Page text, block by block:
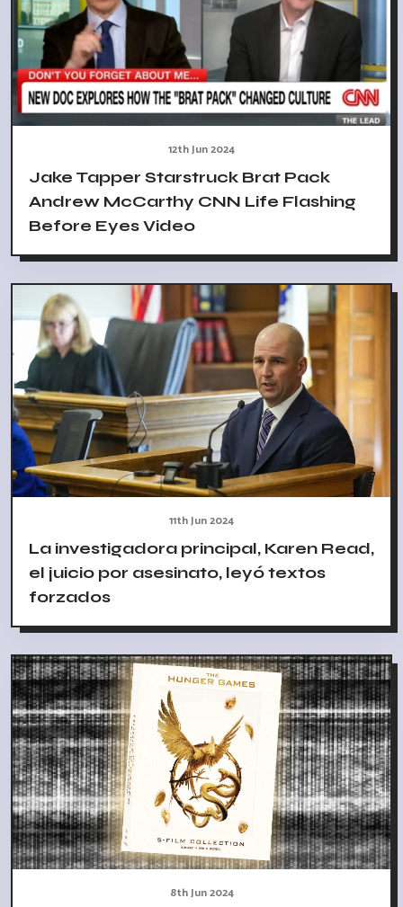
12th Jun 2024
Jake Tapper Starstruck Brat Pack
Andrew McCarthy CNN Life Flashing
Before Eyes Video
11th Jun 2024
La investigadora principal, Karen Read,
el juicio por asesinato, leyó textos
forzados
8th Jun 2024